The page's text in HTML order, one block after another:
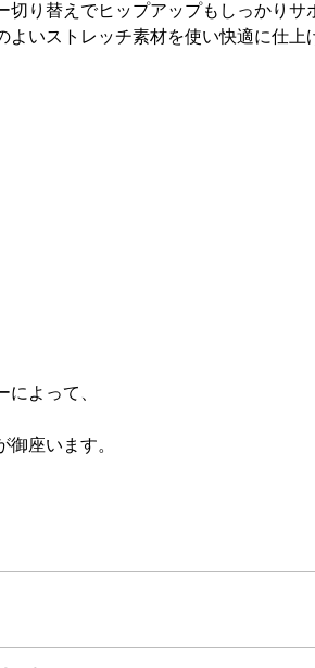
り替えでヒップアップもしっかりサ
いストレッチ素材を使い快適に仕上
よって、
座います。